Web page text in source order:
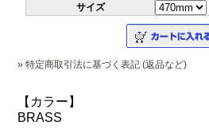
PASHLEY（パシュレー）
RITEWAY（ライトウェイ）
tern Crest
サイズ
» 特定商取引法に基づく表記 (返品など)
【カラー】
BRASS